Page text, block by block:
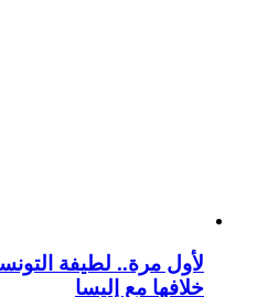
لأول مرة.. لطيفة
خلافها مع إليسا